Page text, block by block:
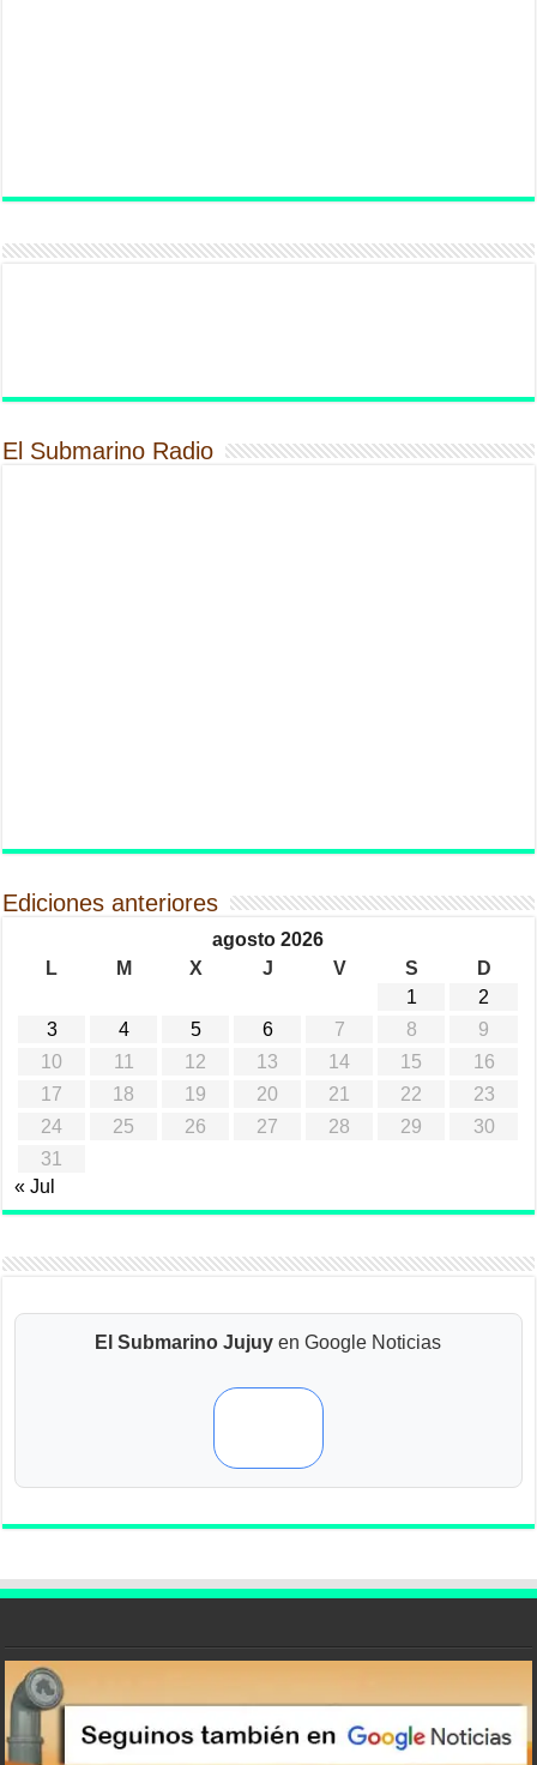
El Submarino Radio
Ediciones anteriores
agosto 2026
L
M X J V S
D
1
2
3
4 5 6 7 8
9
10
11 12 13 14 15
16
17
18 19 20 21 22
23
24
25 26 27 28 29
30
31
« Jul
El Submarino Jujuy en Google Noticias